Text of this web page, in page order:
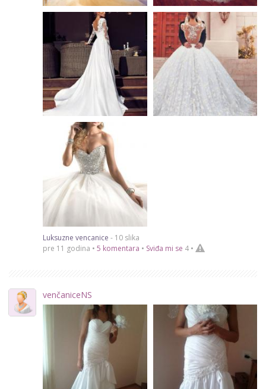
Luksuzne vencanice - 10 slika
pre 11 godina • 5 komentara • Sviđa mi se 4 •
venčaniceNS